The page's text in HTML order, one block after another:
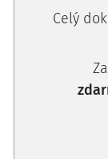
otcovská se
otec
vyplácela
Obecná
Celý